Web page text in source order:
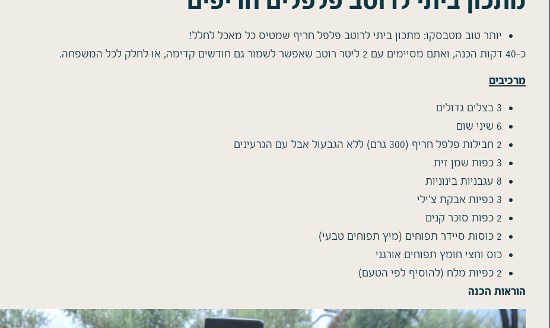
יותר טוב מטבסקו: מתכון ביתי לרוטב פלפל חריף שמטיס כל מאכל לחלל!
כ-40 דקות הכנה, ואתם מסיימים עם 2 ליטר רוטב שאפשר לשמור גם חודשים קדימה, או לחלק לכל המשפחה.
מרכיבים
3 בצלים גדולים
6 שיני שום
2 חבילות פלפל חריף (300 גרם) ללא הגבעול אבל עם הגרעינים
3 כפות שמן זית
8 עגבניות בינוניות
3 כפיות אבקת צ'ילי
2 כפות סוכר קנים
2 כוסות סיידר תפוחים (מיץ תפוחים טבעי)
כוס וחצי חומץ תפוחים אורגני
2 כפיות מלח (להוסיף לפי הטעם)
הוראות הכנה